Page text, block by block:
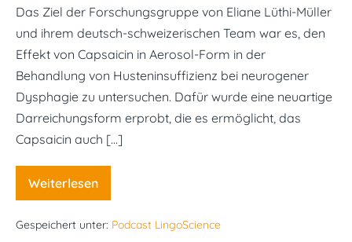
Das Ziel der Forschungsgruppe von Eliane Lüthi-Müller
und ihrem deutsch-schweizerischen Team war es, den
Effekt von Capsaicin in Aerosol-Form in der
Behandlung von Husteninsuffizienz bei neurogener
Dysphagie zu untersuchen. Dafür wurde eine neuartige
Darreichungsform erprobt, die es ermöglicht, das
Capsaicin auch […]
Weiterlesen
#74
Ich
Dir
Gespeichert unter: Podcast LingoScience